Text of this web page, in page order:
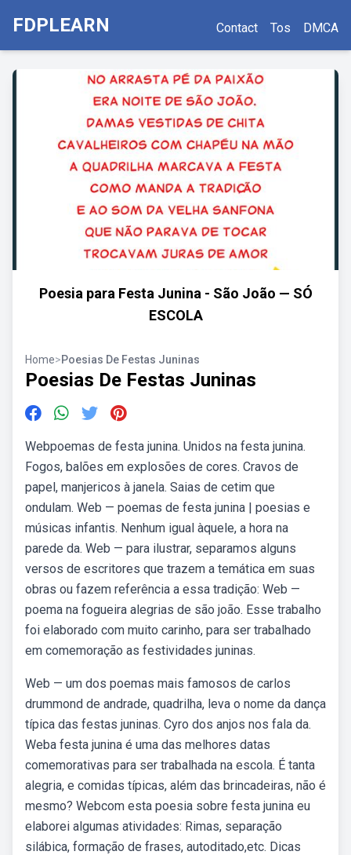
FDPLEARN Contact Tos DMCA
Poesia para Festa Junina - São João — SÓ
ESCOLA
Home>Poesias De Festas Juninas
Poesias De Festas Juninas
Webpoemas de festa junina. Unidos na festa junina.
Fogos, balões em explosões de cores. Cravos de
papel, manjericos à janela. Saias de cetim que
ondulam. Web — poemas de festa junina | poesias e
músicas infantis. Nenhum igual àquele, a hora na
parede da. Web — para ilustrar, separamos alguns
versos de escritores que trazem a temática em suas
obras ou fazem referência a essa tradição: Web —
poema na fogueira alegrias de são joão. Esse trabalho
foi elaborado com muito carinho, para ser trabalhado
em comemoração as festividades juninas.
Web — um dos poemas mais famosos de carlos
drummond de andrade, quadrilha, leva o nome da dança
típica das festas juninas. Cyro dos anjos nos fala da.
Weba festa junina é uma das melhores datas
comemorativas para ser trabalhada na escola. É tanta
alegria, e comidas típicas, além das brincadeiras, não é
mesmo? Webcom esta poesia sobre festa junina eu
elaborei algumas atividades: Rimas, separação
silábica, formação de frases, autoditado,etc. Dicas